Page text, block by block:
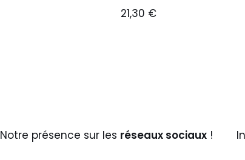
21,30 €
Notre présence sur les réseaux sociaux !